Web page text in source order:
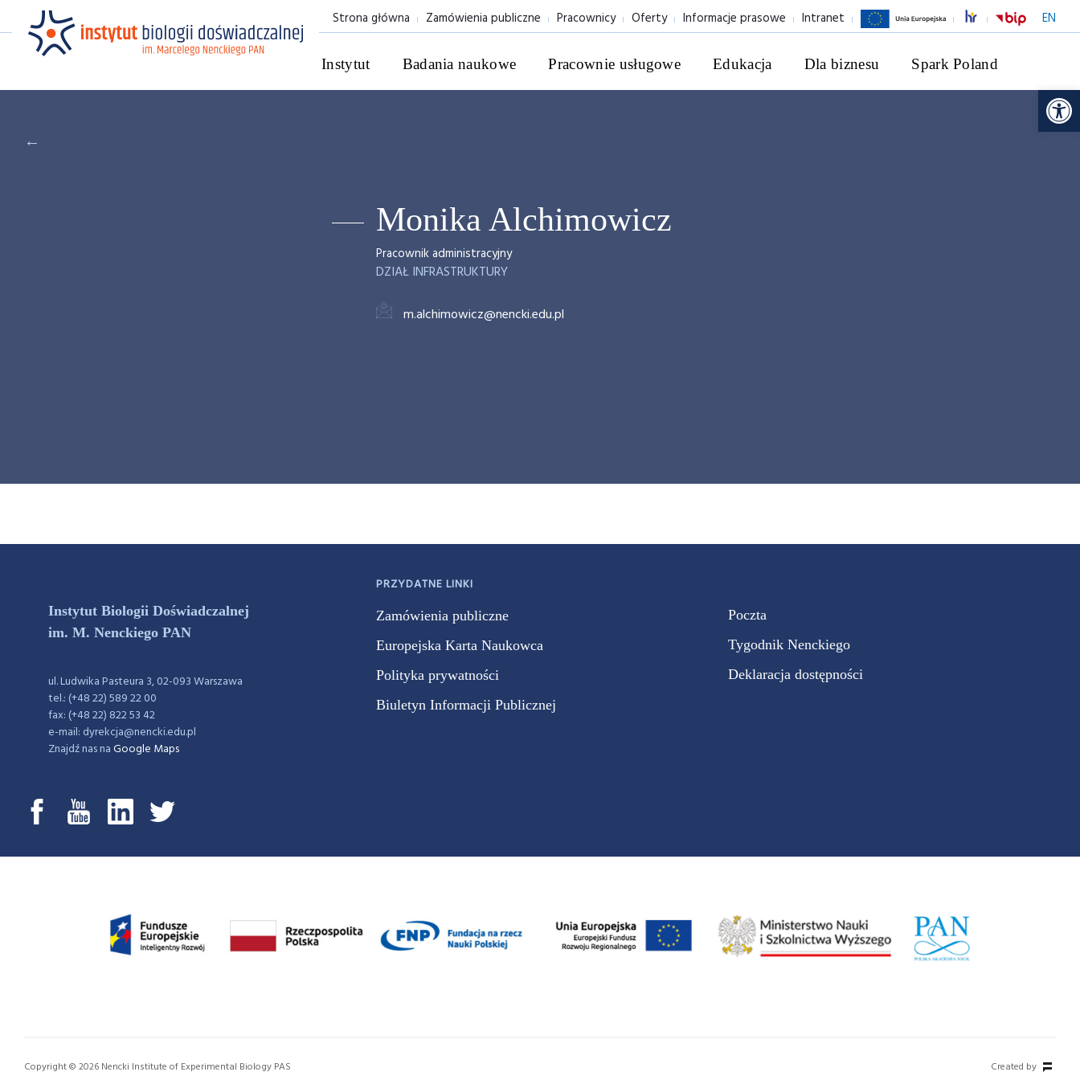
EN
Strona główna Zamówienia publiczne Pracownicy Oferty Informacje prasowe Intranet
Instytut Badania naukowe Pracownie usługowe Edukacja Dla biznesu Spark Poland
←
Monika Alchimowicz
Pracownik administracyjny
DZIAŁ INFRASTRUKTURY
m.alchimowicz@nencki.edu.pl
Instytut Biologii Doświadczalnej
im. M. Nenckiego PAN
ul. Ludwika Pasteura 3, 02-093 Warszawa
tel.: (+48 22) 589 22 00
fax: (+48 22) 822 53 42
e-mail: dyrekcja@nencki.edu.pl
Znajdź nas naGoogle Maps
PRZYDATNE LINKI
Zamówienia publiczne
Europejska Karta Naukowca
Polityka prywatności
Biuletyn Informacji Publicznej
Poczta
Tygodnik Nenckiego
Deklaracja dostępności
Copyright © 2026 Nencki Institute of Experimental Biology PAS Created by